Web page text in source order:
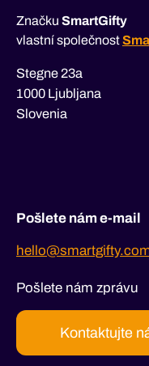
Značku SmartGifty
vlastní společnost
Stegne 23a
1000 Ljubljana
Slovenia
Pošlete nám e-mail
Pošlete nám zprávu
Kontaktujte